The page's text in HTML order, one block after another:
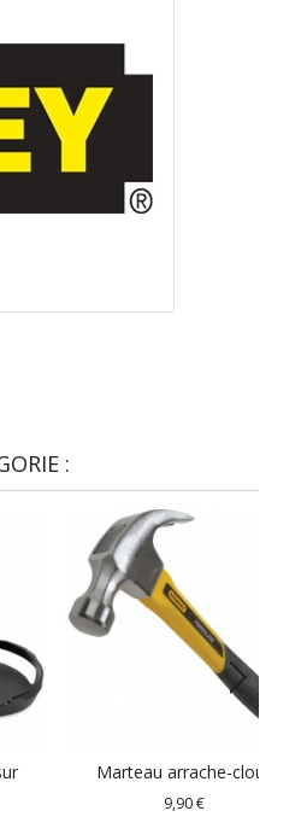
:
Marteau arrache-clous
9,90 €